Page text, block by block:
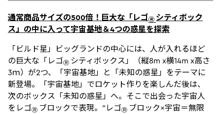
通常商品サイズの500倍！巨大な「レゴⓇ シティボック
ス」の中に入って宇宙基地＆4つの惑星を探索
「ビルド星」ビッグランドの中心には、人が入れるほど
の巨大な「レゴⓇ シティボックス」（縦8m x横14m x高さ
3ｍ）が2つ、「宇宙基地」と「未知の惑星」をテーマに
新登場。「宇宙基地」でロケット作りを楽しんだ後は、
次のボックス「未知の惑星」へ。そこで出会った宇宙人
をレゴⓇ ブロックで表現。“レゴⓇ ブロック×宇宙＝無限